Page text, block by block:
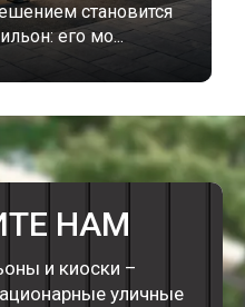
становится
его мо...
НАМ
и киоски –
уличные